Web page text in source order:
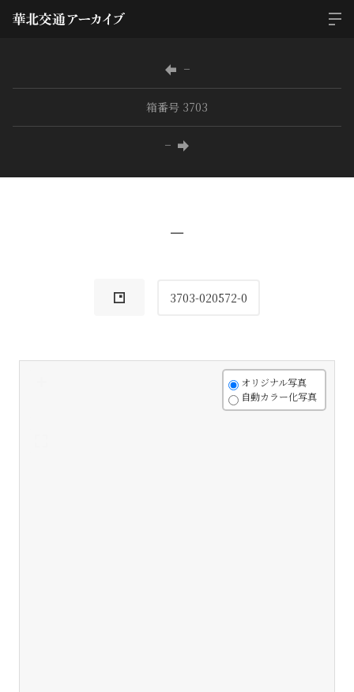
−
箱番号 3703
−
−
3703-020572-0
オリジナル写真
自動カラー化写真